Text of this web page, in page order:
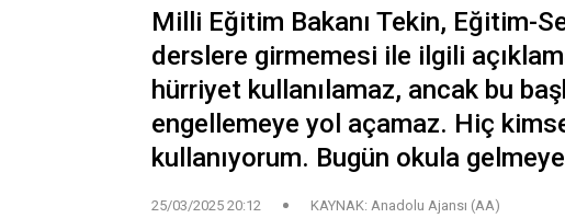
Milli Eğitim Bakanı Tekin, Eğitim-
derslere girmemesi ile ilgili
hürriyet kullanılamaz, ancak bu
engellemeye yol açamaz. Hiç
kullanıyorum. Bugün okula
25/03/2025 20:12 KAYNAK: Anadolu Ajansı (AA)